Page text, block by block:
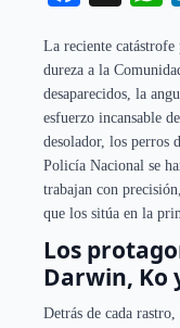
La reciente
dureza a la
desaparecidos, la
esfuerzo incansable
desolador, los perros
Policía Nacional se
trabajan con
que los sitúa en la
Los
Darwin, Ko
Detrás de cada